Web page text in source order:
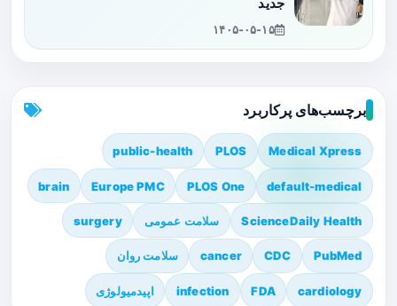
جدید
۱۴۰۵-۰۵-۱۵
برچسب‌های پرکاربرد
Medical Xpress
PLOS
public-health
default-medical
PLOS One
Europe PMC
brain
ScienceDaily Health سلامت عمومی surgery
PubMed
CDC
cancer سلامت روان
cardiology
FDA
infection اپیدمیولوژی